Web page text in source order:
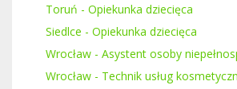
Toruń - Opiekunka dziecięca
Siedlce - Opiekunka dziecięca
Wrocław - Asystent osoby
Wrocław - Technik usług